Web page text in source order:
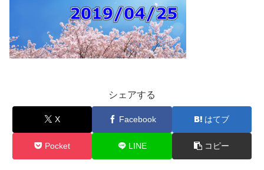
シェアする
X Facebook はてブ
Pocket LINE コピー